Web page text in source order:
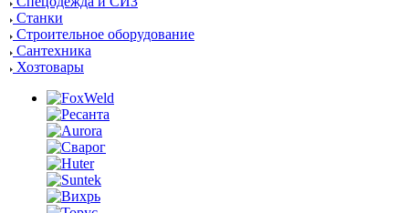
Станки
Строительное оборудование
Сантехника
Хозтовары